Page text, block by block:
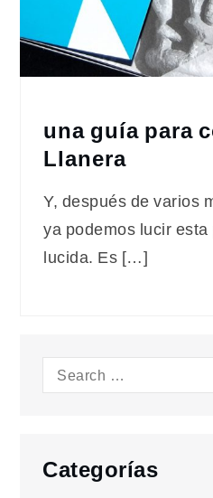
una guía para
Llanera
Y, después de varios
ya podemos lucir
lucida. Es […]
Search
Categorías